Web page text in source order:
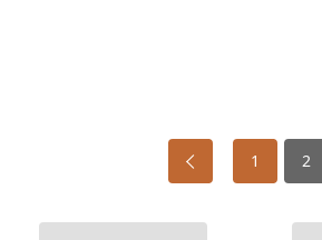
1 2